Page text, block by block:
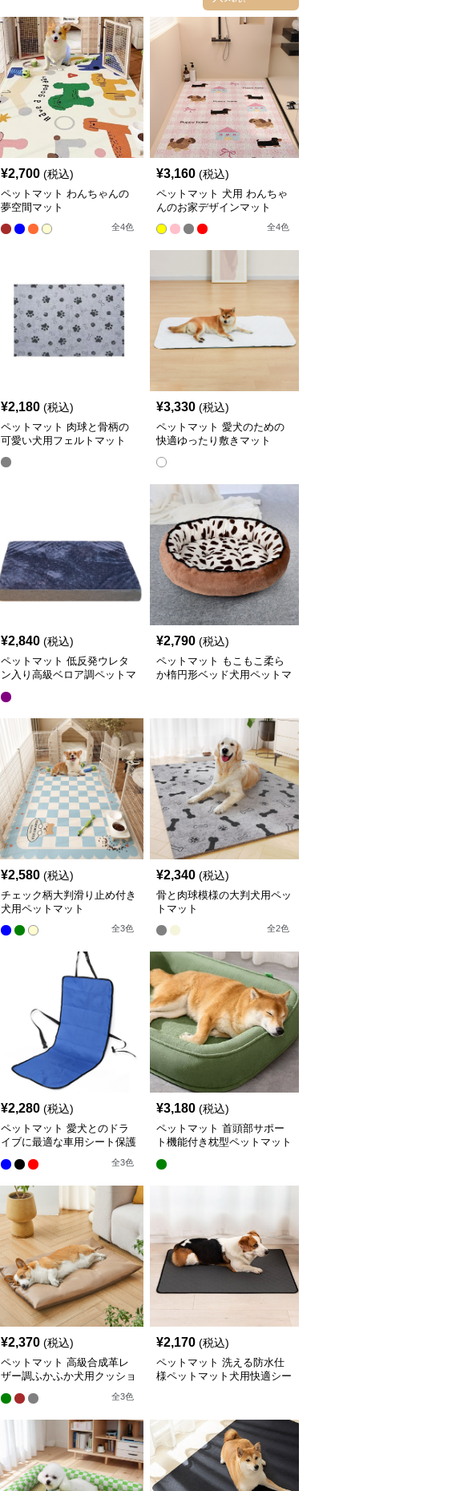
¥2,700 (税込)
ペットマット わんちゃんの
夢空間マット
全4色
¥3,160 (税込)
ペットマット 犬用 わんちゃ
んのお家デザインマット
全4色
¥2,180 (税込)
ペットマット 肉球と骨柄の
可愛い犬用フェルトマット
¥3,330 (税込)
ペットマット 愛犬のための
快適ゆったり敷きマット
¥2,840 (税込)
ペットマット 低反発ウレタ
ン入り高級ベロア調ペットマ
¥2,790 (税込)
ペットマット もこもこ柔ら
か楕円形ベッド犬用ペットマ
¥2,580 (税込)
チェック柄大判滑り止め付き
犬用ペットマット
全3色
¥2,340 (税込)
骨と肉球模様の大判犬用ペッ
トマット
全2色
¥2,280 (税込)
ペットマット 愛犬とのドラ
イブに最適な車用シート保護
全3色
¥3,180 (税込)
ペットマット 首頭部サポー
ト機能付き枕型ペットマット
¥2,370 (税込)
ペットマット 高級合成革レ
ザー調ふかふか犬用クッショ
全3色
¥2,170 (税込)
ペットマット 洗える防水仕
様ペットマット犬用快適シー